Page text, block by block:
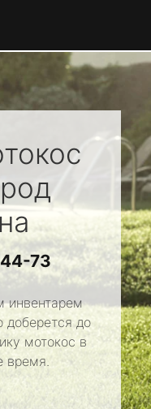
73
инвентарем
доберется до
мотокос в
время.